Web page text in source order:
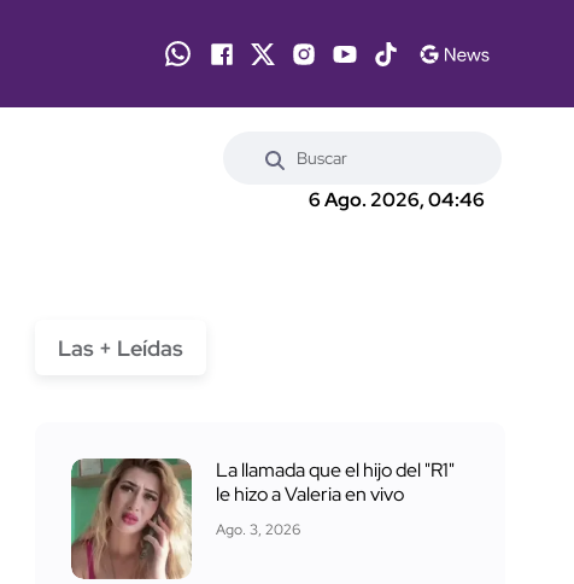
6 Ago. 2026, 04:46
Las + Leídas
La llamada que el hijo del "R1"
le hizo a Valeria en vivo
Ago. 3, 2026